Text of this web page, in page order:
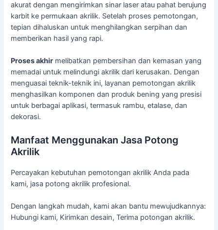
akurat dengan mengirimkan sinar laser atau pahat berujung
karbit ke permukaan akrilik. Setelah proses pemotongan,
tepian dihaluskan untuk menghilangkan serpihan dan
memberikan hasil yang rapi.
Proses akhir melibatkan pembersihan dan kemasan yang
memadai untuk melindungi akrilik dari kerusakan. Dengan
menguasai teknik-teknik ini, layanan pemotongan akrilik
menghasilkan komponen dan produk bening yang presisi
untuk berbagai aplikasi, termasuk rambu, etalase, dan
dekorasi.
Manfaat Menggunakan Jasa Potong
Akrilik
Percayakan kebutuhan pemotongan akrilik Anda pada
kami, jasa potong akrilik profesional.
Dengan langkah mudah, kami akan bantu mewujudkannya:
Hubungi kami, Kirimkan desain, Terima potongan akrilik.